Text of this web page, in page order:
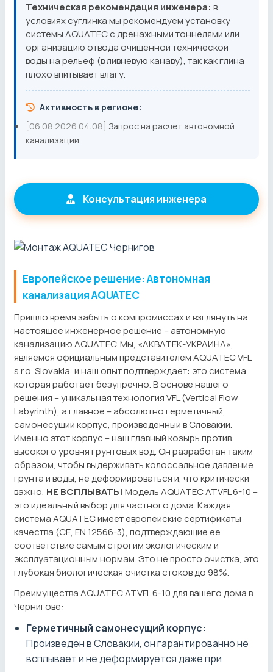
Техническая рекомендация инженера: в
условиях суглинка мы рекомендуем установку
системы AQUATEC с дренажными тоннелями или
организацию отвода очищенной технической
воды на рельеф (в ливневую канаву), так как глина
плохо впитывает влагу.
Активность в регионе:
[06.08.2026 04:08] Запрос на расчет автономной
канализации
Консультация инженера
Европейское решение: Автономная
канализация AQUATEC
Пришло время забыть о компромиссах и взглянуть на
настоящее инженерное решение – автономную
канализацию AQUATEC. Мы, «АКВАТЕК-УКРАИНА»,
являемся официальным представителем AQUATEC VFL
s.r.o. Slovakia, и наш опыт подтверждает: это система,
которая работает безупречно. В основе нашего
решения – уникальная технология VFL (Vertical Flow
Labyrinth), а главное – абсолютно герметичный,
самонесущий корпус, произведенный в Словакии.
Именно этот корпус – наш главный козырь против
высокого уровня грунтовых вод. Он разработан таким
образом, чтобы выдерживать колоссальное давление
грунта и воды, не деформироваться и, что критически
важно, НЕ ВСПЛЫВАТЬ! Модель AQUATEC ATVFL 6-10 –
это идеальный выбор для частного дома. Каждая
система AQUATEC имеет европейские сертификаты
качества (CE, EN 12566-3), подтверждающие ее
соответствие самым строгим экологическим и
эксплуатационным нормам. Это не просто очистка, это
глубокая биологическая очистка стоков до 98%.
Преимущества AQUATEC ATVFL 6-10 для вашего дома в
Чернигове:
Герметичный самонесущий корпус:
Произведен в Словакии, он гарантированно не
всплывает и не деформируется даже при